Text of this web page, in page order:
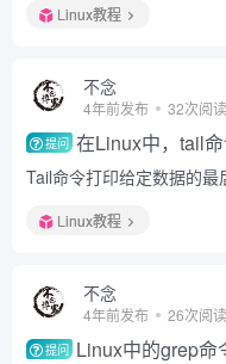
Linux教程
不念
4年前发布 32次阅读
提问 在Linux中，tail命
Tail命令打印给定数据的最
Linux教程
不念
4年前发布 26次阅读
提问 Linux中的grep命